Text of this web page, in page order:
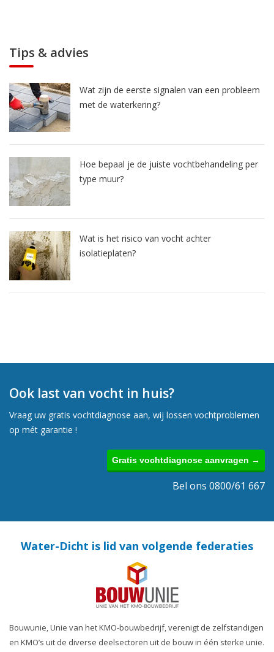
Tips & advies
Wat zijn de eerste signalen van een probleem
met de waterkering?
Hoe bepaal je de juiste vochtbehandeling per
type muur?
Wat is het risico van vocht achter
isolatieplaten?
Ook last van vocht in huis?
Vraag uw gratis vochtdiagnose aan, wij lossen vochtproblemen
op mét garantie !
Gratis vochtdiagnose aanvragen →
Bel ons 0800/61 667
Water-Dicht is lid van volgende federaties
Bouwunie, Unie van het KMO-bouwbedrijf, verenigt de zelfstandigen
en KMO’s uit de diverse deelsectoren uit de bouw in één sterke unie.